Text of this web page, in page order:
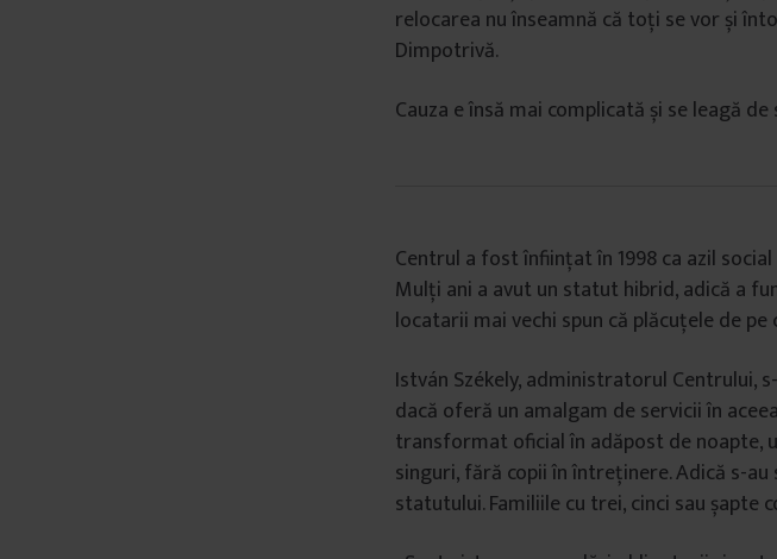
relocarea nu înseamnă că toți se vor și
Dimpotrivă.
Cauza e însă mai complicată și se leagă
Centrul a fost înfiinţat în 1998 ca azil
Mulți ani a avut un statut hibrid, adică a
locatarii mai vechi spun că plăcuțele de
István Székely, administratorul Centrului,
dacă oferă un amalgam de servicii în
transformat oficial în adăpost de noapte,
singuri, fără copii în întreținere. Adică s-
statutului. Familiile cu trei, cinci sau șapte